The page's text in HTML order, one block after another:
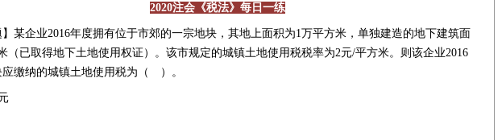
2020注会《税法》每日一练
】某企业2016年度拥有位于市郊的一宗地块，其地上面积为1万平方米，单独建造的地下建筑面
（已取得地下土地使用权证）。该市规定的城镇土地使用税税率为2元/平方米。则该企业2016
缴纳的城镇土地使用税为（ ）。
元